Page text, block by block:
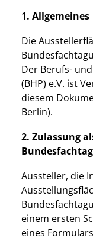
1. Allgemeines
Die
Der Berufs-
(BHP) e.V. ist
diesem
Berlin).
2. Zulassung
Aussteller, die
einem ersten
eines